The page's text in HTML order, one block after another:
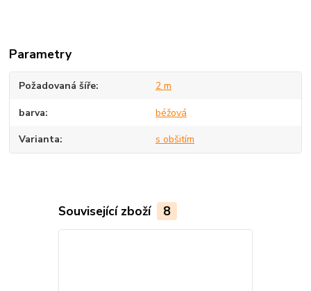
Parametry
Požadovaná šíře 2 m
barva béžová
Varianta s obšitím
Související zboží 8